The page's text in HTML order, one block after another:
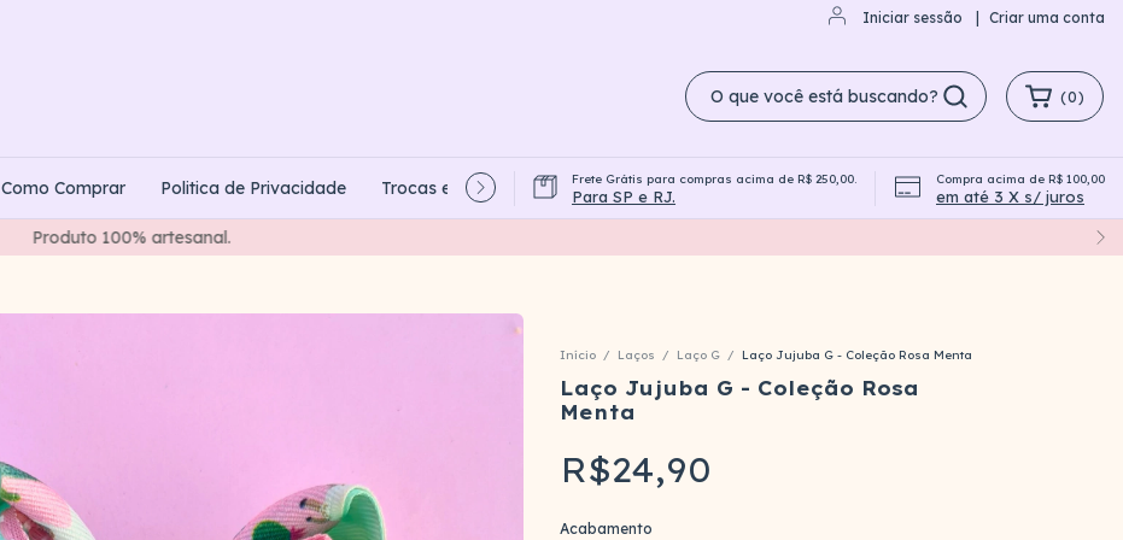
Iniciar sessão Criar uma conta
Criando laços com carinho e colecionando momentos de amor.
(0)
Como Comprar Politica de Privacidade Trocas e Devoluções Campanha Compre e Ganhe
Frete Grátis para compras acima de R$ 250,00.
Para SP e RJ.
Compra acima de R$ 100,00
em até 3 X s/ juros
Início / Laços / Laço G / Laço Jujuba G - Coleção Rosa Menta
Laço Jujuba G - Coleção Rosa
Menta
R$24,90
Acabamento